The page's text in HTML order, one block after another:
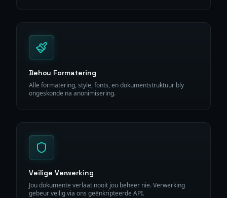
Behou Formatering
Alle formatering, style, fonts, en dokumentstruktuur bly
ongeskonde na anonimisering.
Veilige Verwerking
Jou dokumente verlaat nooit jou beheer nie. Verwerking
gebeur veilig via ons geënkripteerde API.